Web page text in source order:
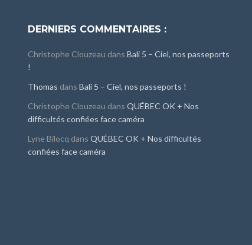
DERNIERS COMMENTAIRES :
Christophe Clouzeau dans Bali 5 – Ciel, nos passeports
!
Thomas dans Bali 5 – Ciel, nos passeports !
Christophe Clouzeau dans QUÉBEC OK + Nos
difficultés confiées face caméra
Lyne Bilocq dans QUÉBEC OK + Nos difficultés
confiées face caméra